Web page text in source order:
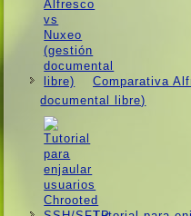
Comparativa
documental libre)